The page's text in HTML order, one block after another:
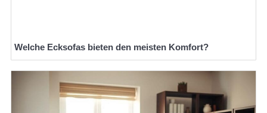
Welche Ecksofas bieten den meisten Komfort?